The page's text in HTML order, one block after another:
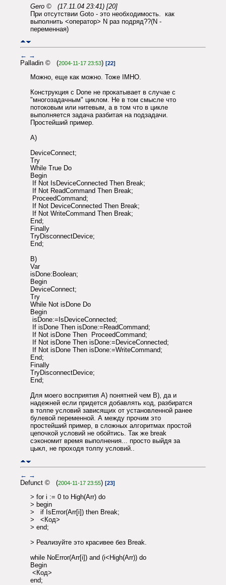
Gero © (17.11.04 23:41) [20]
При отсутствии Goto - это необходимость. как
выполнить <оператор> N раз подряд??(N -
переменная)
← →
Palladin © (2004-11-17 23:53) [22]
Можно, еще как можно. Тоже IMHO.
Конструкция с Done не прокатывает в случае с
"многозадачным" циклом. Не в том смысле что
потоковым или нитевым, а в том что в цикле
выполняется задача разбитая на подзадачи.
Простейший пример.
A)
DeviceConnect;
Try
While True Do
Begin
If Not IsDeviceConnected Then Break;
If Not ReadCommand Then Break;
ProceedCommand;
If Not DeviceConnected Then Break;
If Not WriteCommand Then Break;
End;
Finally
TryDisconnectDevice;
End;
B)
Var
isDone:Boolean;
Begin
DeviceConnect;
Try
While Not isDone Do
Begin
isDone:=IsDeviceConnected;
If isDone Then isDone:=ReadCommand;
If Not isDone Then ProceedCommand;
If Not isDone Then isDone:=DeviceConnected;
If Not isDone Then isDone:=WriteCommand;
End;
Finally
TryDisconnectDevice;
End;
Для моего восприятия A) понятней чем B), да и
надежней если придется добавлять код, разбиратся
в толпе условий зависящих от установленной ранее
булевой переменной. А между прочим это
простейший пример, в сложных алгоритмах простой
цепочкой условий не обойтись. Так же break
сэкономит время выполнения... просто выйдя за
цыкл, не проходя толпу условий..
← →
Defunct © (2004-11-17 23:55) [23]
> for i := 0 to High(Arr) do
> begin
> if IsError(Arr[i]) then Break;
> <Код>
> end;
> Реализуйте это красивее без Break.
while NoError(Arr[i]) and (i<High(Arr)) do
Begin
<Код>
end;